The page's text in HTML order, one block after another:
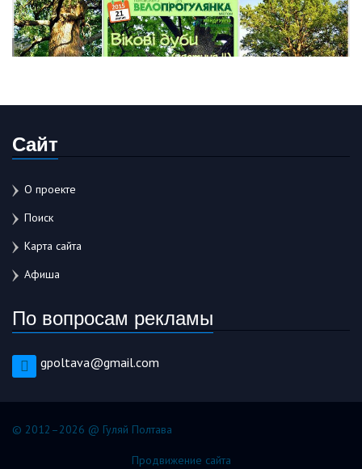
Сайт
О проекте
Поиск
Карта сайта
Афиша
По вопросам рекламы
gpoltava@gmail.com
© 2012–2026 @ Гуляй Полтава
Продвижение сайта